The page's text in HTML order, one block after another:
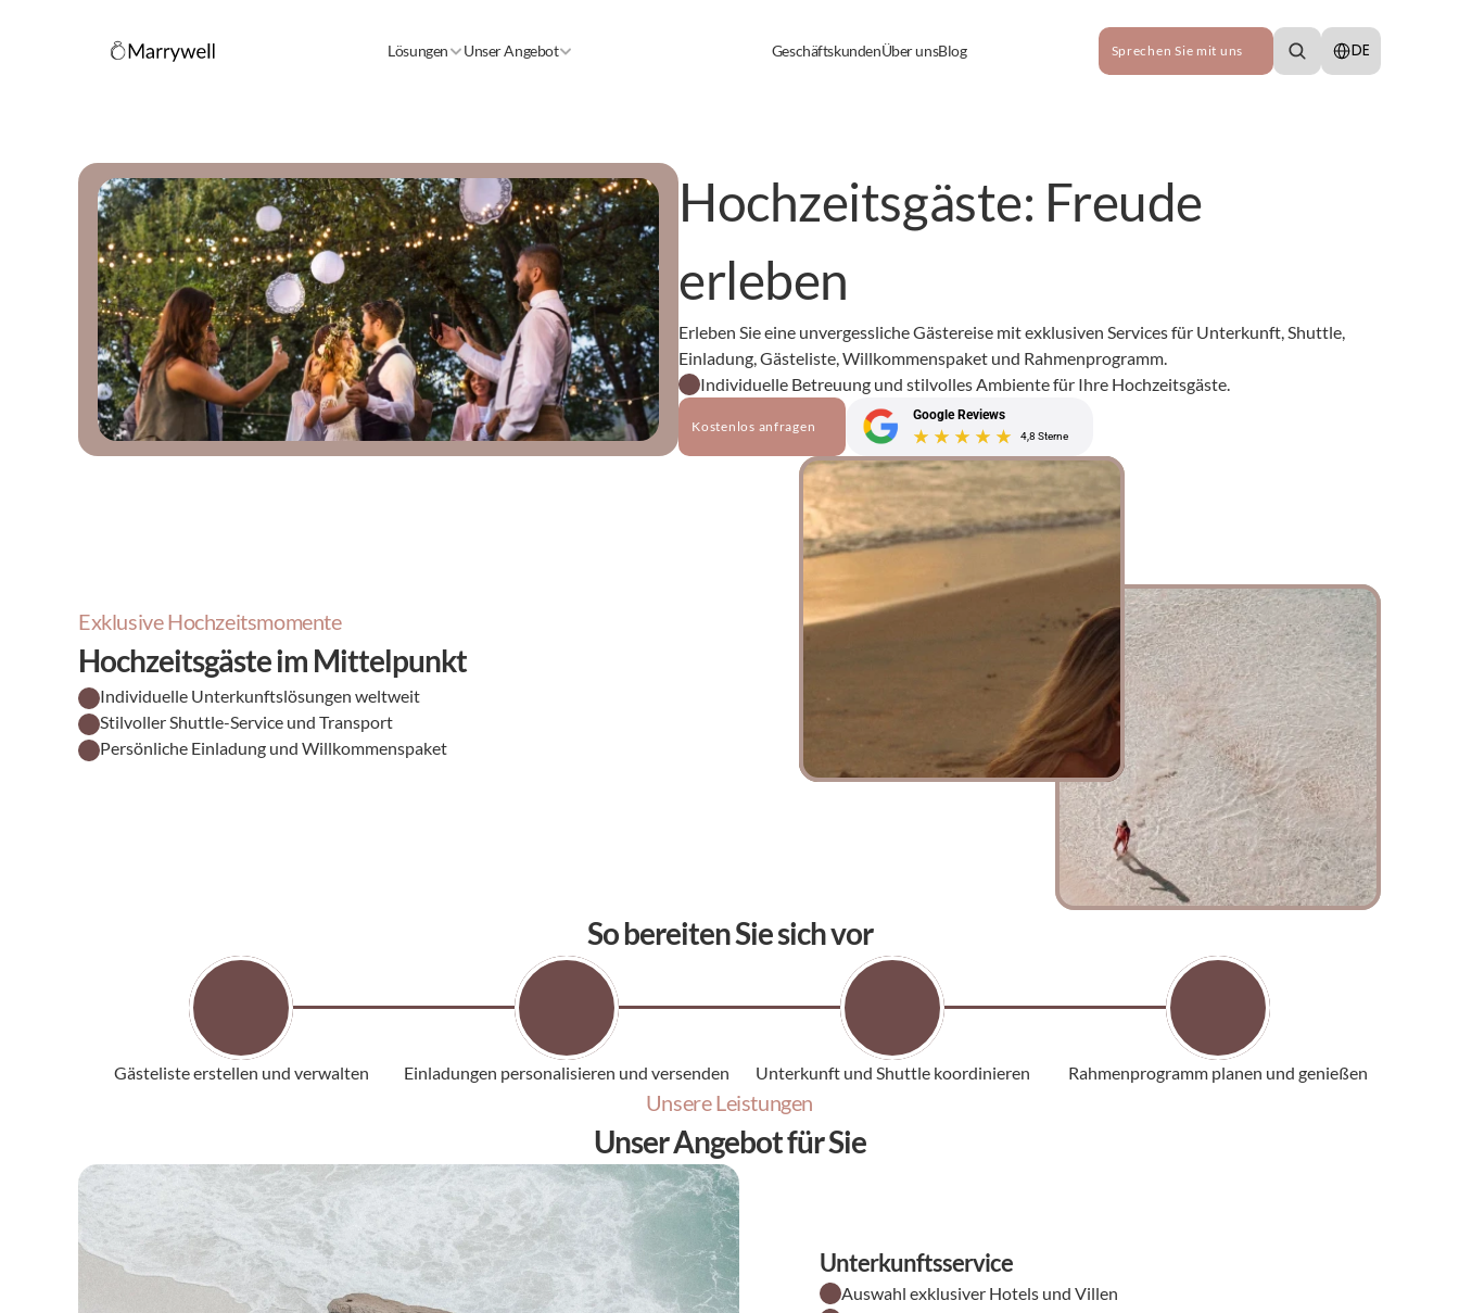
Lösungen Unser Angebot GeschäftskundenÜber unsBlog Sprechen Sie mit uns
Select Language
DE
Hochzeitsgäste: Freude
erleben
Erleben Sie eine unvergessliche Gästereise mit exklusiven Services für Unterkunft, Shuttle,
Einladung, Gästeliste, Willkommenspaket und Rahmenprogramm.
Individuelle Betreuung und stilvolles Ambiente für Ihre Hochzeitsgäste.
Kostenlos anfragen
Google Reviews
4,8 Sterne
Exklusive Hochzeitsmomente
Hochzeitsgäste im Mittelpunkt
Individuelle Unterkunftslösungen weltweit
Stilvoller Shuttle-Service und Transport
Persönliche Einladung und Willkommenspaket
So bereiten Sie sich vor
Gästeliste erstellen und verwalten Einladungen personalisieren und versenden Unterkunft und Shuttle koordinieren Rahmenprogramm planen und genießen
Unsere Leistungen
Unser Angebot für Sie
Unterkunftsservice
Auswahl exklusiver Hotels und Villen